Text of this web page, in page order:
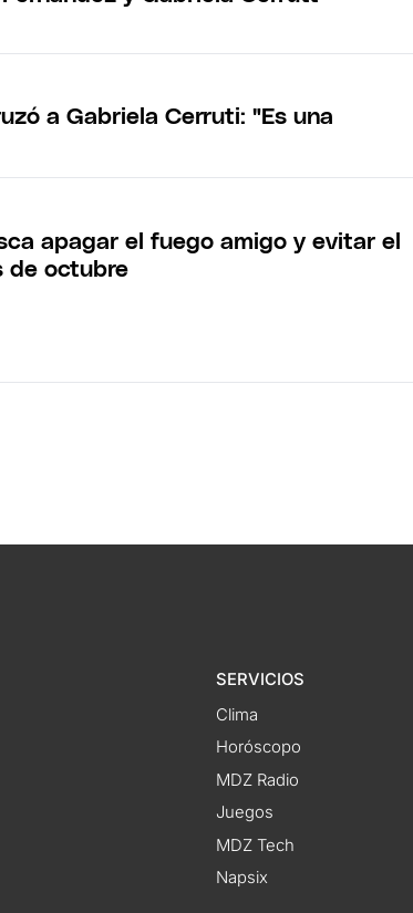
a Gabriela Cerruti: "Es una
apagar el fuego amigo y evitar el
de octubre
SERVICIOS
Clima
Horóscopo
MDZ Radio
Juegos
MDZ Tech
Napsix